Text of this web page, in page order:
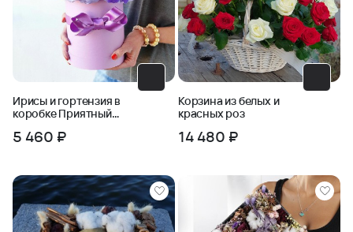
Ирисы и гортензия в
коробке Приятный
5 460 ₽
Корзина из белых и
красных роз
14 480 ₽